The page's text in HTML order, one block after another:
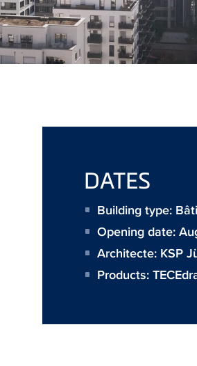
DATES
Building type:
Opening date:
Architecte: KSP
Products: